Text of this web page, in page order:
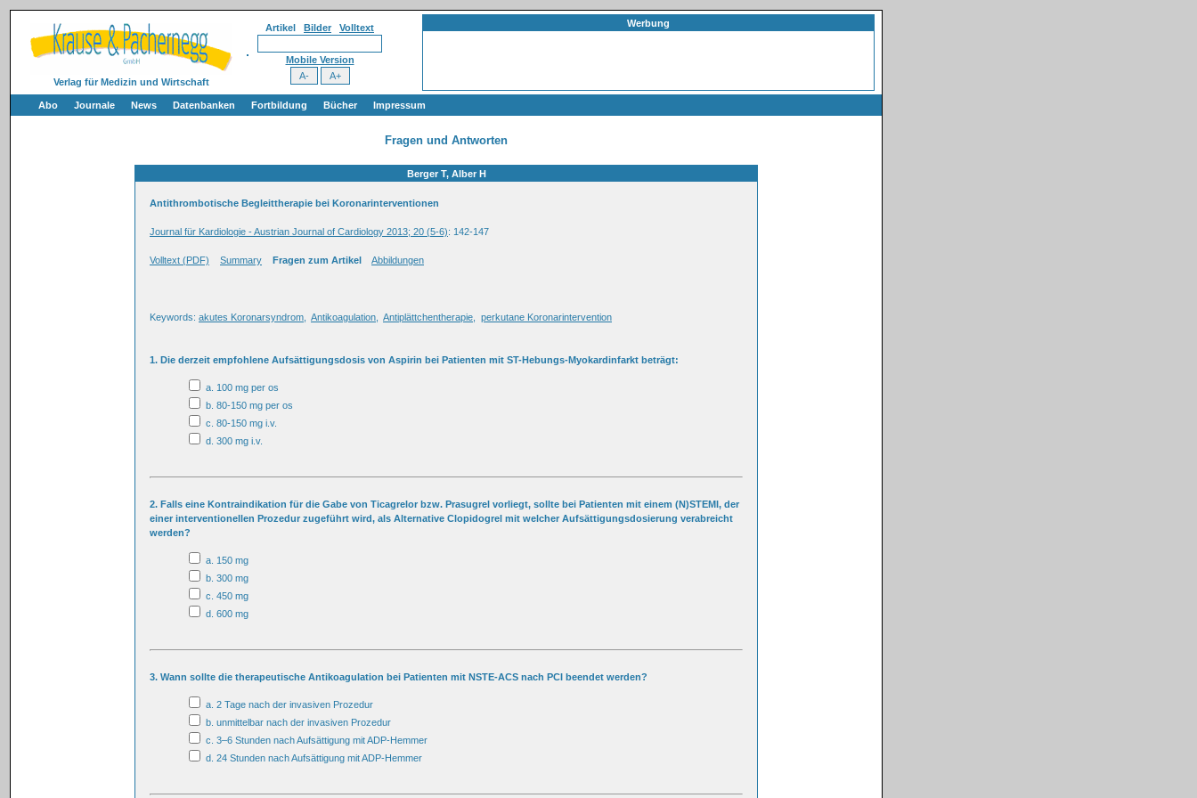
Verlag für Medizin und Wirtschaft
Artikel Bilder Volltext
Mobile Version
Werbung
Abo Journale News Datenbanken Fortbildung Bücher Impressum
Fragen und Antworten
Berger T, Alber H
Antithrombotische Begleittherapie bei Koronarinterventionen
Journal für Kardiologie - Austrian Journal of Cardiology 2013; 20 (5-6): 142-147
Volltext (PDF) Summary Fragen zum Artikel Abbildungen
Keywords: akutes Koronarsyndrom Antikoagulation Antiplättchentherapie perkutane Koronarintervention
1. Die derzeit empfohlene Aufsättigungsdosis von Aspirin bei Patienten mit ST-Hebungs-Myokardinfarkt beträgt:
a. 100 mg per os
b. 80-150 mg per os
c. 80-150 mg i.v.
d. 300 mg i.v.
2. Falls eine Kontraindikation für die Gabe von Ticagrelor bzw. Prasugrel vorliegt, sollte bei Patienten mit einem (N)STEMI, der
einer interventionellen Prozedur zugeführt wird, als Alternative Clopidogrel mit welcher Aufsättigungsdosierung verabreicht
werden?
a. 150 mg
b. 300 mg
c. 450 mg
d. 600 mg
3. Wann sollte die therapeutische Antikoagulation bei Patienten mit NSTE-ACS nach PCI beendet werden?
a. 2 Tage nach der invasiven Prozedur
b. unmittelbar nach der invasiven Prozedur
c. 3–6 Stunden nach Aufsättigung mit ADP-Hemmer
d. 24 Stunden nach Aufsättigung mit ADP-Hemmer